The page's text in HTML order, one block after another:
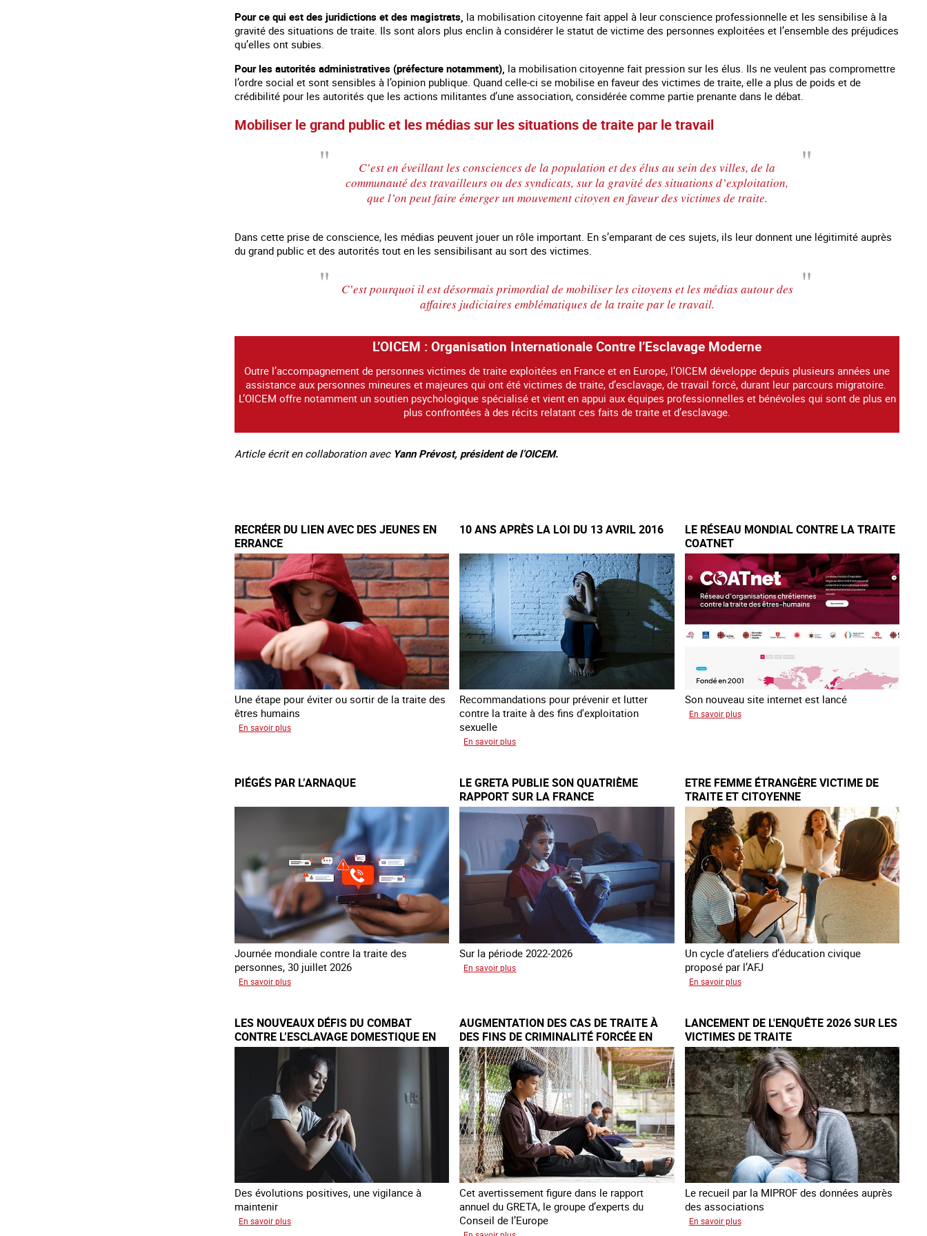
Pour ce qui est des juridictions et des magistrats, la mobilisation citoyenne fait appel à leur conscience professionnelle et les sensibilise à la
gravité des situations de traite. Ils sont alors plus enclin à considérer le statut de victime des personnes exploitées et l’ensemble des préjudices
qu’elles ont subies.
Pour les autorités administratives (préfecture notamment), la mobilisation citoyenne fait pression sur les élus. Ils ne veulent pas compromettre
l’ordre social et sont sensibles à l’opinion publique. Quand celle-ci se mobilise en faveur des victimes de traite, elle a plus de poids et de
crédibilité pour les autorités que les actions militantes d’une association, considérée comme partie prenante dans le débat.
Mobiliser le grand public et les médias sur les situations de traite par le travail
C’est en éveillant les consciences de la population et des élus au sein des villes, de la
communauté des travailleurs ou des syndicats, sur la gravité des situations d’exploitation,
que l’on peut faire émerger un mouvement citoyen en faveur des victimes de traite.
Dans cette prise de conscience, les médias peuvent jouer un rôle important. En s’emparant de ces sujets, ils leur donnent une légitimité auprès
du grand public et des autorités tout en les sensibilisant au sort des victimes.
C’est pourquoi il est désormais primordial de mobiliser les citoyens et les médias autour des
affaires judiciaires emblématiques de la traite par le travail.
L’OICEM : Organisation Internationale Contre l’Esclavage Moderne
Outre l’accompagnement de personnes victimes de traite exploitées en France et en Europe, l’OICEM développe depuis plusieurs années une
assistance aux personnes mineures et majeures qui ont été victimes de traite, d’esclavage, de travail forcé, durant leur parcours migratoire.
L’OICEM offre notamment un soutien psychologique spécialisé et vient en appui aux équipes professionnelles et bénévoles qui sont de plus en
plus confrontées à des récits relatant ces faits de traite et d’esclavage.
Article écrit en collaboration avec Yann Prévost, président de l’OICEM.
RECRÉER DU LIEN AVEC DES JEUNES EN
ERRANCE
Une étape pour éviter ou sortir de la traite des
êtres humains
En savoir plus
avec
jeunes
10 ANS APRÈS LA LOI DU 13 AVRIL 2016
Recommandations pour prévenir et lutter
contre la traite à des fins d'exploitation
sexuelle
En savoir plus
après
la
loi
du
13
avril
2016
LE RÉSEAU MONDIAL CONTRE LA TRAITE
COATNET
Son nouveau site internet est lancé
En savoir plussur
la
traite
COATNET
PIÉGÉS PAR L’ARNAQUE
Journée mondiale contre la traite des
personnes, 30 juillet 2026
En savoir plus
l’arnaque
LE GRETA PUBLIE SON QUATRIÈME
RAPPORT SUR LA FRANCE
Sur la période 2022-2026
En savoir plus
son
quatrième
rapport
sur
la
France
ETRE FEMME ÉTRANGÈRE VICTIME DE
TRAITE ET CITOYENNE
Un cycle d’ateliers d’éducation civique
proposé par l’AFJ
En savoir plussur
étrangère
victime
de
traite
et
citoyenne
LES NOUVEAUX DÉFIS DU COMBAT
CONTRE L’ESCLAVAGE DOMESTIQUE EN
FRANCE
Des évolutions positives, une vigilance à
maintenir
En savoir plus
AUGMENTATION DES CAS DE TRAITE À
DES FINS DE CRIMINALITÉ FORCÉE EN
EUROPE
Cet avertissement figure dans le rapport
annuel du GRETA, le groupe d’experts du
Conseil de l’Europe
LANCEMENT DE L'ENQUÊTE 2026 SUR LES
VICTIMES DE TRAITE
Le recueil par la MIPROF des données auprès
des associations
En savoir plussur